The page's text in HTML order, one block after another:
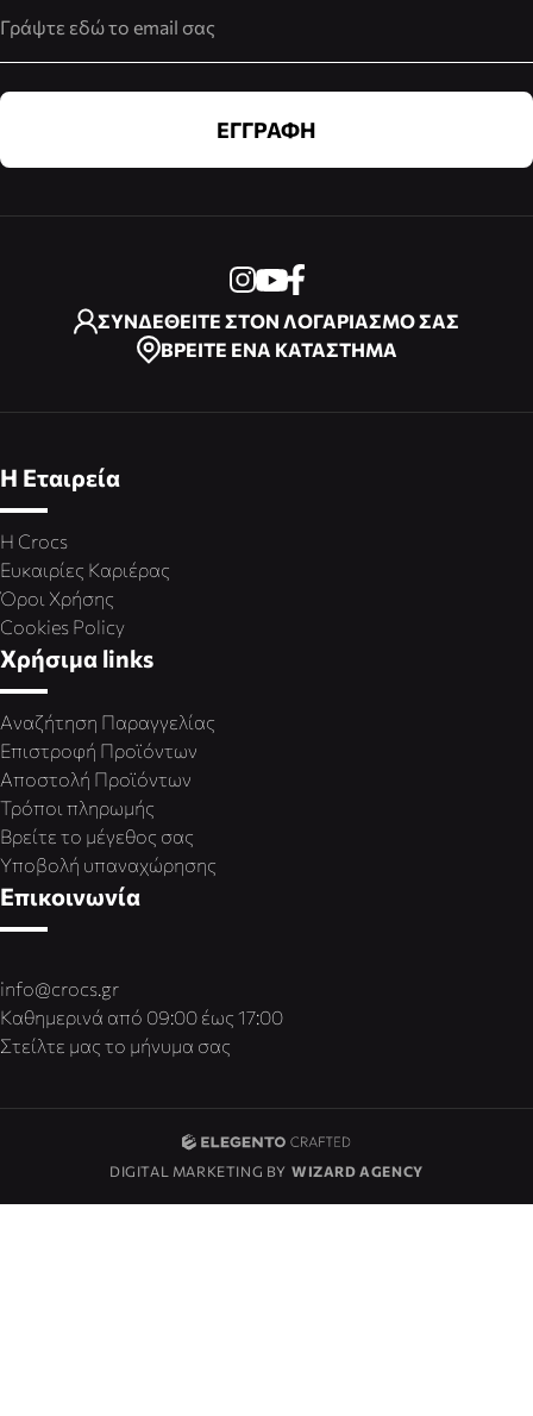
ΕΓΓΡΑΦΗ
ΣΥΝΔΕΘΕΙΤΕ ΣΤΟΝ ΛΟΓΑΡΙΑΣΜΟ ΣΑΣ
ΒΡΕΙΤΕ ΕΝΑ ΚΑΤΑΣΤΗΜΑ
Η Εταιρεία
Η Crocs
Ευκαιρίες Καριέρας
Όροι Χρήσης
Cookies Policy
Χρήσιμα links
Αναζήτηση Παραγγελίας
Επιστροφή Προϊόντων
Αποστολή Προϊόντων
Τρόποι πληρωμής
Βρείτε το μέγεθος σας
Υποβολή υπαναχώρησης
Επικοινωνία
info@crocs.gr
Καθημερινά από 09:00 έως 17:00
Στείλτε μας το μήνυμα σας
DIGITAL MARKETING BY WIZARD AGENCY